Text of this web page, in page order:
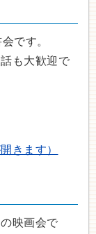
です。
も大歓迎で
きます）
映画会で